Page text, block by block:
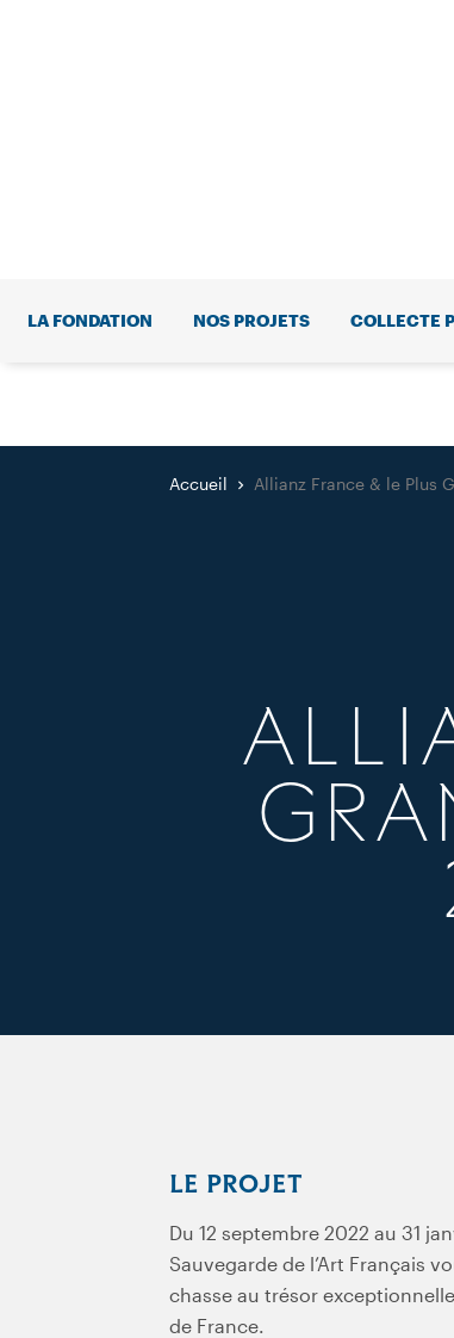
LA FONDATION NOS PROJETS COLLECTE
Accueil Allianz France & le Plus
LE PROJET
Du 12 septembre 2022 au 31
Sauvegarde de l’Art Français
chasse au trésor
de France.